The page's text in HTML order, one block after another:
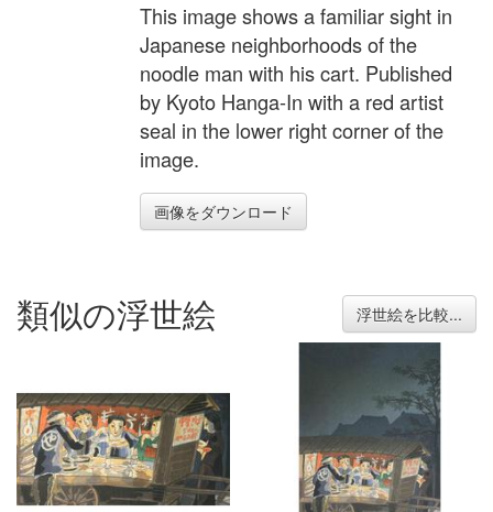
This image shows a familiar sight in
Japanese neighborhoods of the
noodle man with his cart. Published
by Kyoto Hanga-In with a red artist
seal in the lower right corner of the
image.
画像をダウンロード
類似の浮世絵 浮世絵を比較...